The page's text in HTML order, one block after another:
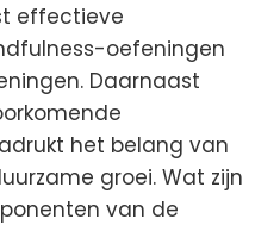
effectieve
oefeningen
Daarnaast
het belang van
groei. Wat zijn
van de